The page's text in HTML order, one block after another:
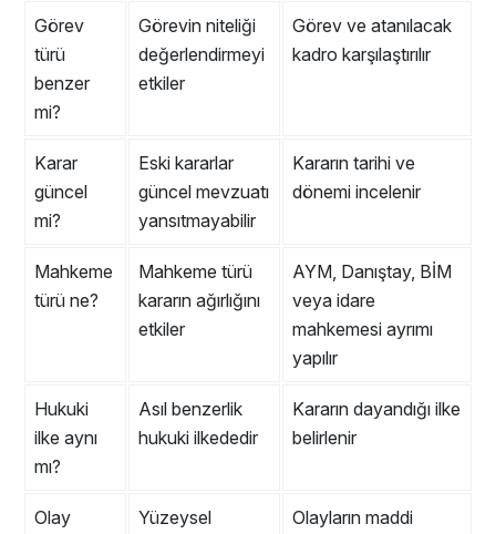
Görev
türü
benzer
mi?
Görevin niteliği
değerlendirmeyi
etkiler
Görev ve atanılacak
kadro karşılaştırılır
Karar
güncel
mi?
Eski kararlar
güncel mevzuatı
yansıtmayabilir
Kararın tarihi ve
dönemi incelenir
Mahkeme
türü ne?
Mahkeme türü
kararın ağırlığını
etkiler
AYM, Danıştay, BİM
veya idare
mahkemesi ayrımı
yapılır
Hukuki
ilke aynı
mı?
Asıl benzerlik
hukuki ilkededir
Kararın dayandığı ilke
belirlenir
Olay
Yüzeysel
Olayların maddi